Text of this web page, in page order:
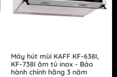
Máy hút mùi KAFF KF-638I,
KF-738I âm tủ inox - Bảo
hành chính hãng 3 năm